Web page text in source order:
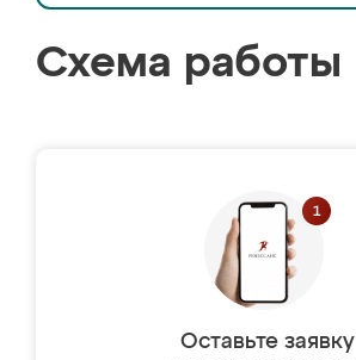
Схема работы
Оставьте заявку